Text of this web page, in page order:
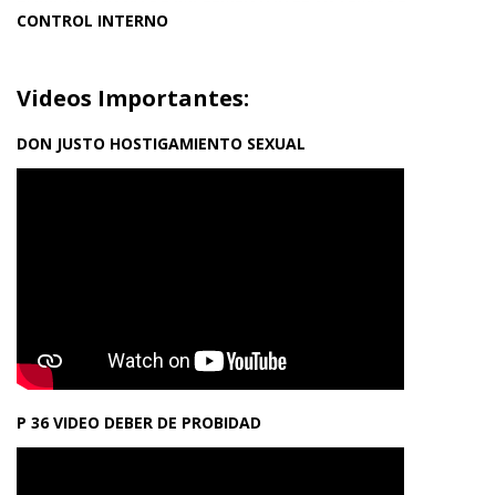
CONTROL INTERNO
Videos Importantes:
DON JUSTO HOSTIGAMIENTO SEXUAL
P 36 VIDEO DEBER DE PROBIDAD